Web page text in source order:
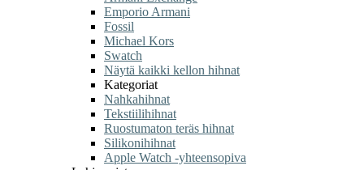
Emporio Armani
Fossil
Michael Kors
Swatch
Näytä kaikki kellon hihnat
Kategoriat
Nahkahihnat
Tekstiilihihnat
Ruostumaton teräs hihnat
Silikonihihnat
Apple Watch -yhteensopiva